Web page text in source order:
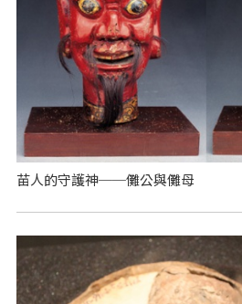
苗人的守護神──儺公與儺母